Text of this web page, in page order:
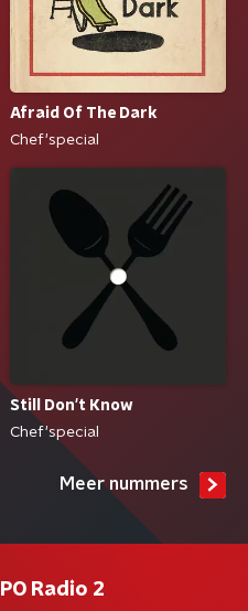
Afraid Of The Dark
Chef'special
Still Don't Know
Chef'special
Meer nummers
Radio 2